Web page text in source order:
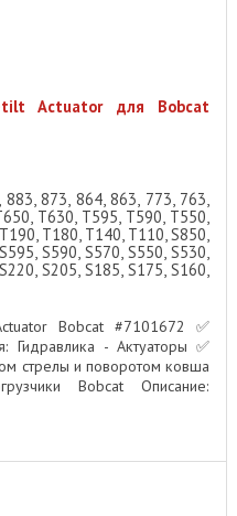
Actuator для Bobcat
873, 864, 863, 773, 763,
T630, T595, T590, T550,
T180, T140, T110, S850,
S590, S570, S550, S530,
S205, S185, S175, S160,
Bobcat #7101672 ✅
Гидравлика - Актуаторы ✅
стрелы и поворотом ковша
Bobcat Описание: